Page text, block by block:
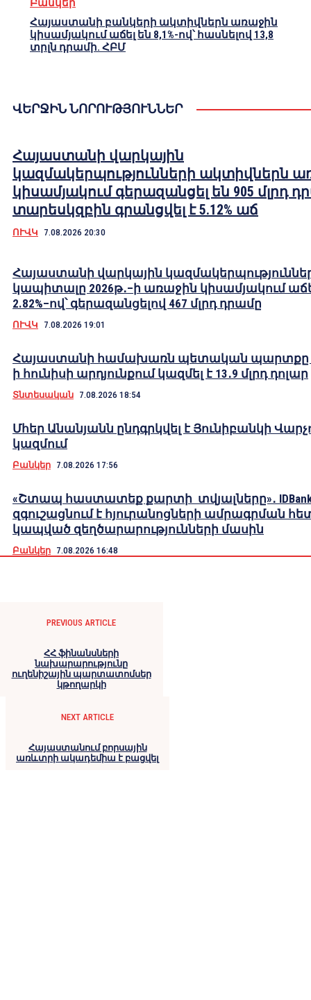
Բանկեր
Հայաստանի բանկերի ակտիվներն առաջին
կիսամյակում աճել են 8,1%-ով՝ հասնելով 13,8
տրլն դրամի. ՀԲՄ
ՎԵՐՋԻՆ ՆՈՐՈՒԹՅՈՒՆՆԵՐ
Հայաստանի վարկային
կազմակերպությունների ակտիվներն
կիսամյակում գերազանցել են 905 մլրդ
տարեսկզբին գրանցվել է 5.12% աճ
ՈՒՎԿ 7.08.2026 20:30
Հայաստանի վարկային
կապիտալը 2026թ․–ի առաջին կիսամյակում
2.82%–ով՝ գերազանցելով 467 մլրդ դրամը
ՈՒՎԿ 7.08.2026 19:01
Հայաստանի համախառն պետական պարտքը
ի հունիսի արդյունքում կազմել է 13․9 մլրդ դոլար
Տնտեսական 7.08.2026 18:54
Մհեր Անանյանն ընդգրկվել է Յունիբանկի
կազմում
Բանկեր 7.08.2026 17:56
«Շտապ հաստատեք քարտի տվյալները»․
զգուշացնում է հյուրանոցների ամրագրման
կապված զեղծարարությունների մասին
Բանկեր 7.08.2026 16:48
PREVIOUS ARTICLE
ՀՀ ֆինանսների
նախարարությունը
ուղենիշային պարտատոմսեր
կթողարկի
NEXT ARTICLE
Հայաստանում բորսային
առևտրի ակադեմիա է բացվել